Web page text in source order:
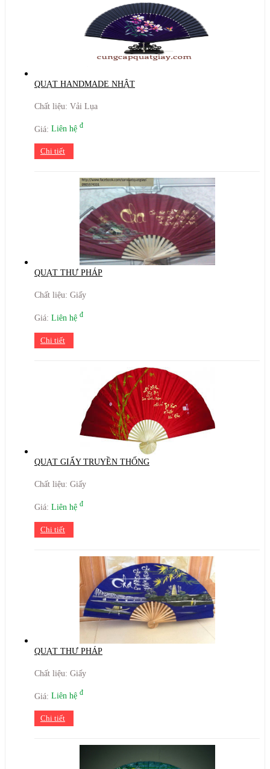
QUẠT HANDMADE NHẬT
Chất liệu: Vải Lụa
Giá: Liên hệ đ
Chi tiết
QUẠT THƯ PHÁP
Chất liệu: Giấy
Giá: Liên hệ đ
Chi tiết
QUẠT GIẤY TRUYỀN THỐNG
Chất liệu: Giấy
Giá: Liên hệ đ
Chi tiết
QUẠT THƯ PHÁP
Chất liệu: Giấy
Giá: Liên hệ đ
Chi tiết